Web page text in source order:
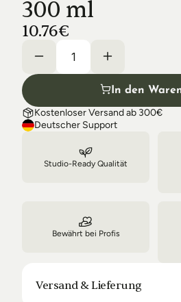
Shipping & Delivery
300 ml
10.76€
In den
Kostenloser Versand ab 300€
Deutscher Support
Studio-Ready Qualität
Bewährt bei Profis
Versand & Lieferung